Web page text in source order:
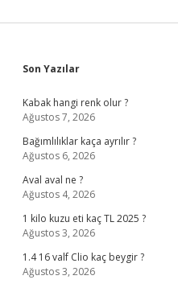
Sidebar
Son Yazılar
Kabak hangi renk olur ?
Ağustos 7, 2026
Bağımlılıklar kaça ayrılır ?
Ağustos 6, 2026
Aval aval ne ?
Ağustos 4, 2026
1 kilo kuzu eti kaç TL 2025 ?
Ağustos 3, 2026
1.4 16 valf Clio kaç beygir ?
Ağustos 3, 2026